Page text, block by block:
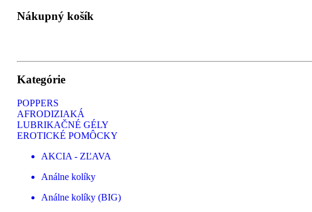
Nákupný košík
Kategórie
POPPERS
AFRODIZIAKÁ
LUBRIKAČNÉ GÉLY
EROTICKÉ POMÔCKY
AKCIA - ZĽAVA
Análne kolíky
Análne kolíky (BIG)